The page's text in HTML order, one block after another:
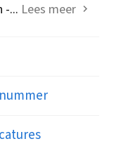
-... Lees meer